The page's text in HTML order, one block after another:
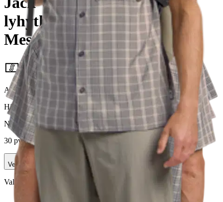
lyhythihainen kauluspaita
Meseta
Alennettu hinta
Asiakasomistajahinta
Hinta ilman S-Etukorttia:
Normaalihinta:
59,95 €-57%
30 pv alin hinta:
59,95 €
Verkkokaupan hinta
Valittu väri: phantom checks